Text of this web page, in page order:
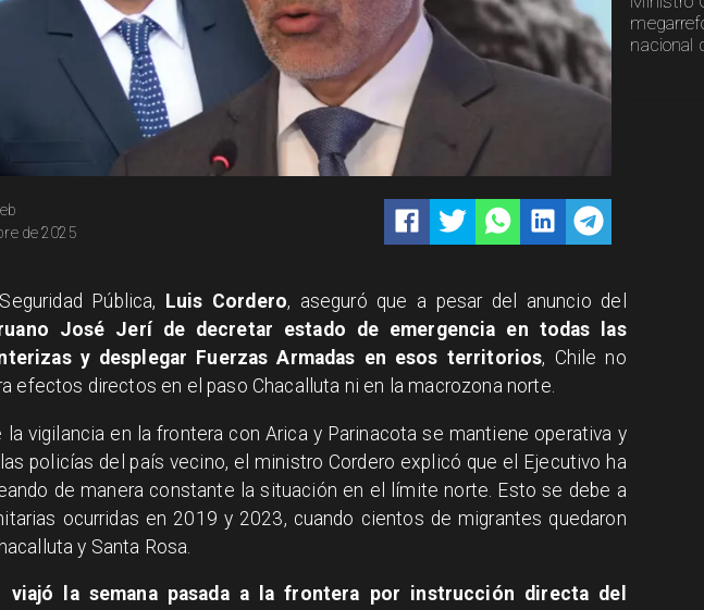
de 2025
nacional
Pública, Luis Cordero, aseguró que a pesar del anuncio del
José Jerí de decretar estado de emergencia en todas las
y desplegar Fuerzas Armadas en esos territorios, Chile no
efectos directos en el paso Chacalluta ni en la macrozona norte.
la vigilancia en la frontera con Arica y Parinacota se mantiene operativa y
policías del país vecino, el ministro Cordero explicó que el Ejecutivo ha
de manera constante la situación en el límite norte. Esto se debe a
ocurridas en 2019 y 2023, cuando cientos de migrantes quedaron
y Santa Rosa.
viajó la semana pasada a la frontera por instrucción directa del